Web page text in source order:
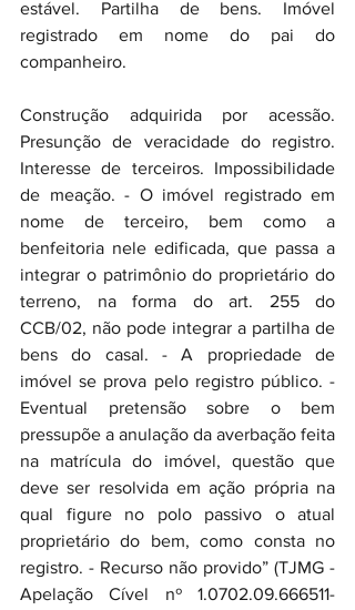
estável. Partilha de bens. Imóvel
registrado em nome do pai do
companheiro.
Construção adquirida por acessão.
Presunção de veracidade do registro.
Interesse de terceiros. Impossibilidade
de meação. - O imóvel registrado em
nome de terceiro, bem como a
benfeitoria nele edificada, que passa a
integrar o patrimônio do proprietário do
terreno, na forma do art. 255 do
CCB/02, não pode integrar a partilha de
bens do casal. - A propriedade de
imóvel se prova pelo registro público. -
Eventual pretensão sobre o bem
pressupõe a anulação da averbação feita
na matrícula do imóvel, questão que
deve ser resolvida em ação própria na
qual figure no polo passivo o atual
proprietário do bem, como consta no
registro. - Recurso não provido” (TJMG -
Apelação Cível nº 1.0702.09.666511-